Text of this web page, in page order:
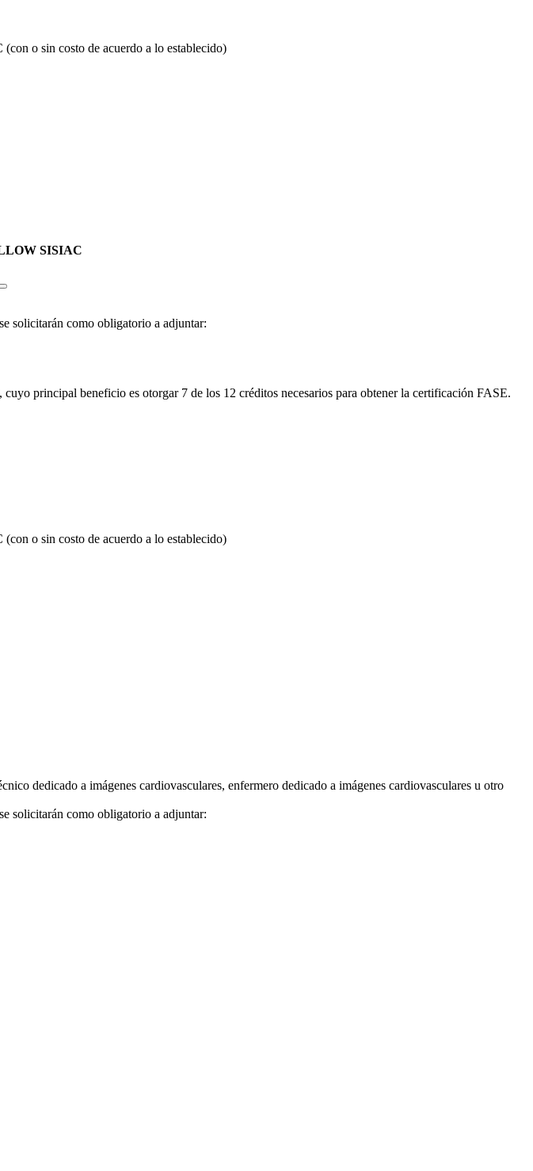
o sin costo de acuerdo a lo establecido)
SISIAC
solicitarán como obligatorio a adjuntar:
, cuyo principal beneficio es otorgar 7 de los 12 créditos necesarios para obtener la certificación FASE.
o sin costo de acuerdo a lo establecido)
dedicado a imágenes cardiovasculares, enfermero dedicado a imágenes cardiovasculares u otro
solicitarán como obligatorio a adjuntar: